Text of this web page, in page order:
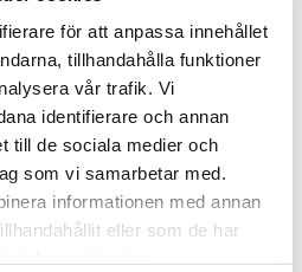
för att anpassa innehållet
tillhandahålla funktioner
vår trafik. Vi
identifierare och annan
till de sociala medier och
som vi samarbetar med.
informationen med annan
eller som de har
eller behöver hjälp?
här för dig!
Mån – Fre: 07:30 –
Kontakt